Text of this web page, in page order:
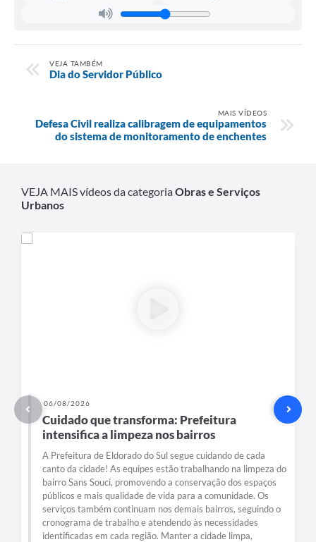
VEJA TAMBÉM
Dia do Servidor Público
MAIS VÍDEOS
Defesa Civil realiza calibragem de equipamentos
do sistema de monitoramento de enchentes
VEJA MAIS vídeos da categoriaObras e Serviços
Urbanos
que transforma: Prefeitura
a limpeza nos bairros
de Eldorado do Sul segue cuidando de cada
cidade! As equipes estão trabalhando na limpeza do
Souci, promovendo a conservação dos espaços
e mais qualidade de vida para a comunidade. Os
também continuam nos demais bairros, seguindo o
de trabalho e atendendo às necessidades
em cada região. Manter a cidade limpa,
06/08/2026
Obra na
A Prefeitura
Municipal
Urbano e
que
vida para a